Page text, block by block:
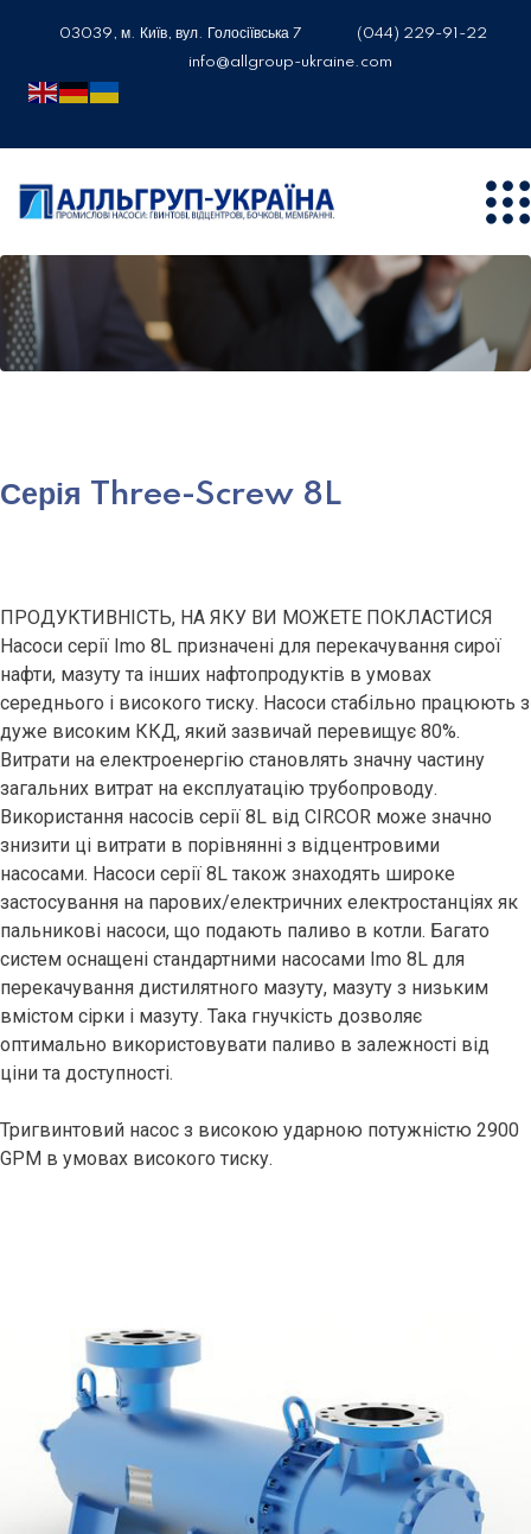
03039, м. Київ, вул. Голосіївська 7
(044) 229-91-22
info@allgroup-ukraine.com
Серія Three-Screw 8L
ПРОДУКТИВНІСТЬ, НА ЯКУ ВИ МОЖЕТЕ ПОКЛАСТИСЯ
Насоси серії Imo 8L призначені для перекачування сирої
нафти, мазуту та інших нафтопродуктів в умовах
середнього і високого тиску. Насоси стабільно працюють з
дуже високим ККД, який зазвичай перевищує 80%.
Витрати на електроенергію становлять значну частину
загальних витрат на експлуатацію трубопроводу.
Використання насосів серії 8L від CIRCOR може значно
знизити ці витрати в порівнянні з відцентровими
насосами. Насоси серії 8L також знаходять широке
застосування на парових/електричних електростанціях як
пальникові насоси, що подають паливо в котли. Багато
систем оснащені стандартними насосами Imo 8L для
перекачування дистилятного мазуту, мазуту з низьким
вмістом сірки і мазуту. Така гнучкість дозволяє
оптимально використовувати паливо в залежності від
ціни та доступності.
Тригвинтовий насос з високою ударною потужністю 2900
GPM в умовах високого тиску.